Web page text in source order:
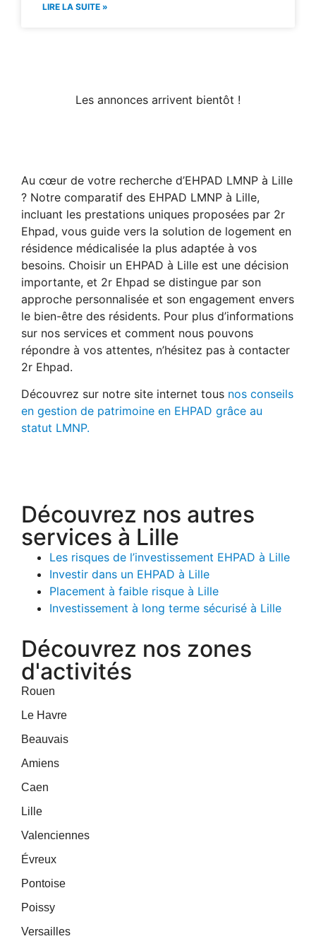
LIRE LA SUITE »
Les annonces arrivent bientôt !
Au cœur de votre recherche d’EHPAD LMNP à Lille
? Notre comparatif des EHPAD LMNP à Lille,
incluant les prestations uniques proposées par 2r
Ehpad, vous guide vers la solution de logement en
résidence médicalisée la plus adaptée à vos
besoins. Choisir un EHPAD à Lille est une décision
importante, et 2r Ehpad se distingue par son
approche personnalisée et son engagement envers
le bien-être des résidents. Pour plus d’informations
sur nos services et comment nous pouvons
répondre à vos attentes, n’hésitez pas à contacter
2r Ehpad.
Découvrez sur notre site internet tous nos conseils
en gestion de patrimoine en EHPAD grâce au
statut LMNP.
Découvrez nos autres
services à Lille
Les risques de l’investissement EHPAD à Lille
Investir dans un EHPAD à Lille
Placement à faible risque à Lille
Investissement à long terme sécurisé à Lille
Découvrez nos zones
d'activités
Rouen
Le Havre
Beauvais
Amiens
Caen
Lille
Valenciennes
Évreux
Pontoise
Poissy
Versailles